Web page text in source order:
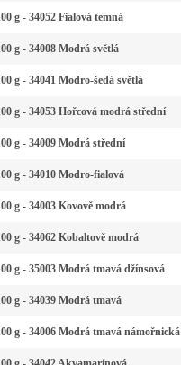
g - 34052 Fialová temná
g - 34008 Modrá světlá
g - 34041 Modro-šedá světlá
g - 34053 Hořcová modrá střední
g - 34009 Modrá střední
g - 34010 Modro-fialová
g - 34003 Kovově modrá
g - 34062 Kobaltově modrá
g - 35003 Modrá tmavá džínsová
g - 34039 Modrá tmavá
g - 34006 Modrá tmavá námořnická